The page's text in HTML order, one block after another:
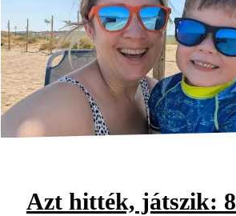
Azt hitték, játszik: 8